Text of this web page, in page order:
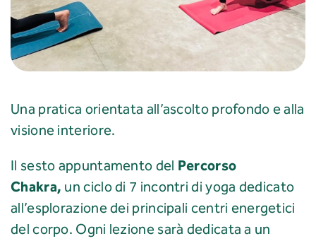
Una pratica orientata all’ascolto profondo e alla
visione interiore.
Il sesto appuntamento del Percorso
Chakra, un ciclo di 7 incontri di yoga dedicato
all’esplorazione dei principali centri energetici
del corpo. Ogni lezione sarà dedicata a un